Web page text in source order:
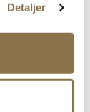
Detaljer
i sølv.